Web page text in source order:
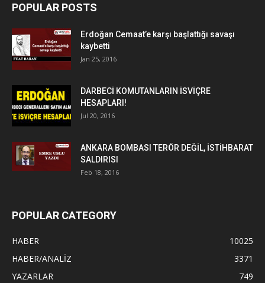
POPULAR POSTS
Erdoğan Cemaat’e karşı başlattığı savaşı
kaybetti
Jan 25, 2016
DARBECİ KOMUTANLARIN İSVİÇRE
HESAPLARI!
Jul 20, 2016
ANKARA BOMBASI TERÖR DEĞİL, İSTİHBARAT
SALDIRISI
Feb 18, 2016
POPULAR CATEGORY
HABER
10025
HABER/ANALİZ
3371
YAZARLAR
749